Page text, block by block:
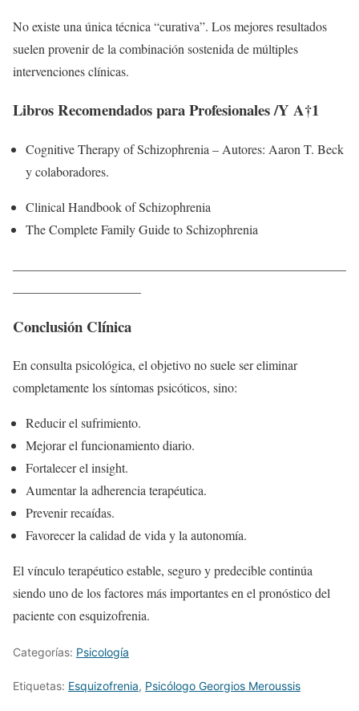
No existe una única técnica “curativa”. Los mejores resultados
suelen provenir de la combinación sostenida de múltiples
intervenciones clínicas.
Libros Recomendados para Profesionales /Y A†1
Cognitive Therapy of Schizophrenia – Autores: Aaron T. Beck
y colaboradores.
Clinical Handbook of Schizophrenia
The Complete Family Guide to Schizophrenia
Conclusión Clínica
En consulta psicológica, el objetivo no suele ser eliminar
completamente los síntomas psicóticos, sino:
Reducir el sufrimiento.
Mejorar el funcionamiento diario.
Fortalecer el insight.
Aumentar la adherencia terapéutica.
Prevenir recaídas.
Favorecer la calidad de vida y la autonomía.
El vínculo terapéutico estable, seguro y predecible continúa
siendo uno de los factores más importantes en el pronóstico del
paciente con esquizofrenia.
Categorías: Psicología
Etiquetas: Esquizofrenia, Psicólogo Georgios Meroussis